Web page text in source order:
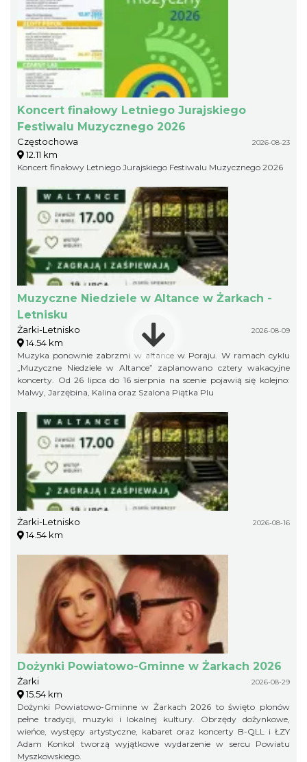
Koncert finałowy Letniego Jurajskiego
Festiwalu Muzycznego 2026
Częstochowa 2026-08-23
12.11 km
Koncert finałowy Letniego Jurajskiego Festiwalu Muzycznego 2026
Muzyczne Niedziele w Altance w Żarkach -
Letnisku
Żarki-Letnisko 2026-08-09
14.54 km
Muzyka ponownie zabrzmi w altance w Poraju. W ramach cyklu
„Muzyczne Niedziele w Altance” zaplanowano cztery wakacyjne
koncerty. Od 26 lipca do 16 sierpnia na scenie pojawią się kolejno:
Malwy, Jarzębina, Kalina oraz Szalona Piątka Plu
Żarki-Letnisko 2026-08-16
14.54 km
Dożynki Powiatowo-Gminne w Żarkach 2026
Żarki 2026-08-29
15.54 km
Dożynki Powiatowo-Gminne w Żarkach 2026 to święto plonów
pełne tradycji, muzyki i lokalnej kultury. Obrzędy dożynkowe,
wieńce, występy artystyczne, kabaret oraz koncerty B-QLL i ŁZY
Adam Konkol tworzą wyjątkowe wydarzenie w sercu Powiatu
Myszkowskiego.